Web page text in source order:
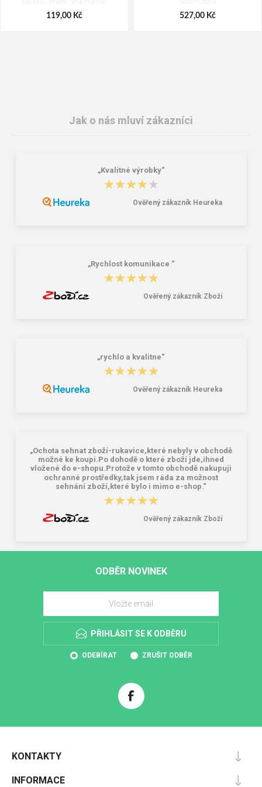
119,00 Kč 527,00 Kč
CXS BENSON Pracovní
156,00 Kč
CXS OLSEN Pracovní tričko modro-
96,00 Kč
Jak o nás mluví zákazníci
„Kvalitné výrobky“
★★★★★
★★★★★
Ověřený zákazník Heureka
„Rychlost komunikace “
★★★★★
★★★★★
Ověřený zákazník Zboží
„rychlo a kvalitne“
★★★★★
★★★★★
Ověřený zákazník Heureka
„Ochota sehnat zboží-rukavice,které nebyly v obchodě
možné ke koupi.Po dohodě o které zboží jde,ihned
vložené do e-shopu.Protože v tomto obchodě nakupuji
ochranné prostředky,tak jsem ráda za možnost
sehnání zboží,které bylo i mimo e-shop.“
★★★★★
★★★★★
Ověřený zákazník Zboží
ODBĚR NOVINEK
PŘIHLÁSIT SE K ODBĚRU
ODEBÍRAT ZRUŠIT ODBĚR
KONTAKTY
INFORMACE